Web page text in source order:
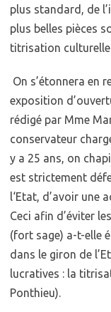
plus standard, de
plus belles pièces
titrisation culturelle
On s’étonnera en
exposition
rédigé par Mme
conservateur
y a 25 ans, on
est strictement
l‘Etat, d’avoir une
Ceci afin d’éviter
(fort sage) a-t-elle
dans le giron de
lucratives : la
Ponthieu).